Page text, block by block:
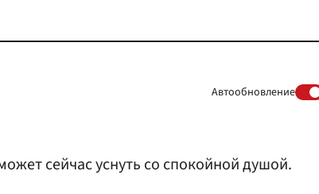
Автообновление
сейчас уснуть со спокойной душой.